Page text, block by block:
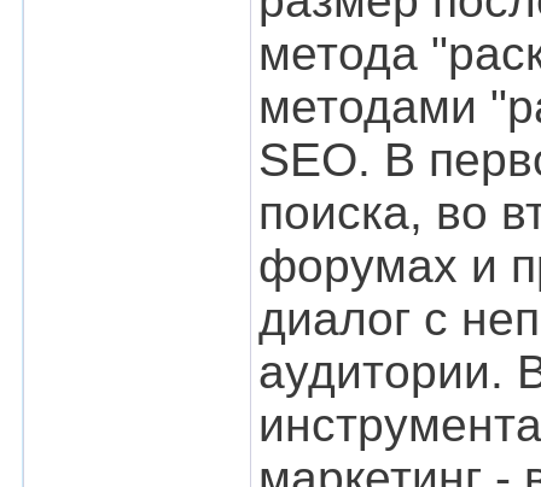
метода
методами
SEO. В
поиска, во
форумах и
диалог с
аудитории.